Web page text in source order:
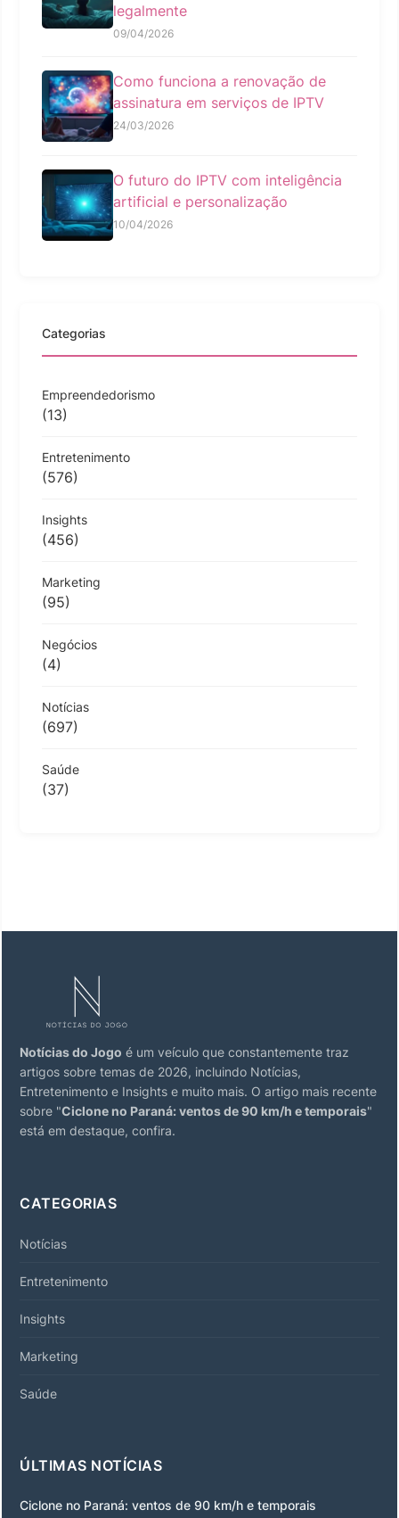
legalmente
09/04/2026
Como funciona a renovação de
assinatura em serviços de IPTV
24/03/2026
O futuro do IPTV com inteligência
artificial e personalização
10/04/2026
Categorias
Empreendedorismo
(13)
Entretenimento
(576)
Insights
(456)
Marketing
(95)
Negócios
(4)
Notícias
(697)
Saúde
(37)
Notícias do Jogo é um veículo que constantemente traz
artigos sobre temas de 2026, incluindo Notícias,
Entretenimento e Insights e muito mais. O artigo mais recente
sobre "Ciclone no Paraná: ventos de 90 km/h e temporais"
está em destaque, confira.
CATEGORIAS
Notícias
Entretenimento
Insights
Marketing
Saúde
ÚLTIMAS NOTÍCIAS
Ciclone no Paraná: ventos de 90 km/h e temporais